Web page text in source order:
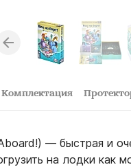
Комплектация
— быстрая и
на лодки